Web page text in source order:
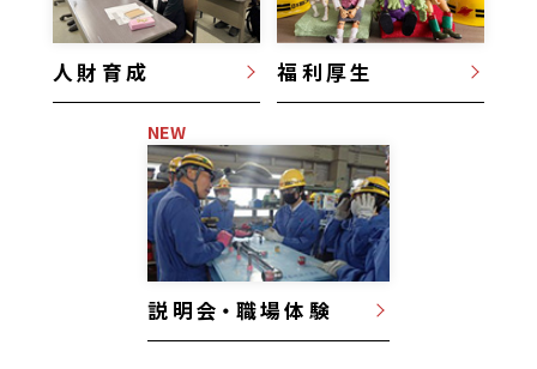
人財育成 福利厚生
説明会・職場体験